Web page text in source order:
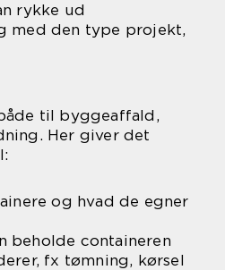
rykke ud
med den type projekt,
til byggeaffald,
Her giver det
og hvad de egner
beholde containeren
fx tømning, kørsel